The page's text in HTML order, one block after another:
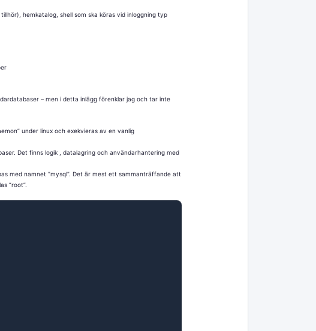
hemkatalog, shell som ska köras vid inloggning typ
– men i detta inlägg förenklar jag och tar inte
under linux och exekvieras av en vanlig
Det finns logik , datalagring och användarhantering med
med namnet ”mysql”. Det är mest ett sammanträffande att
”root”.